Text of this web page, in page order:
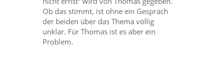
Ob das stimmt, ist ohne ein Gespräch
der beiden über das Thema völlig
unklar. Für Thomas ist es aber ein
Problem.